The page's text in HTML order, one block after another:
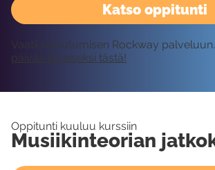
Katso oppitunti
Vaatii kirjautumisen Rockway palveluun.
päivää ilmaiseksi tästä!
Oppitunti kuuluu kurssiin
Musiikinteorian